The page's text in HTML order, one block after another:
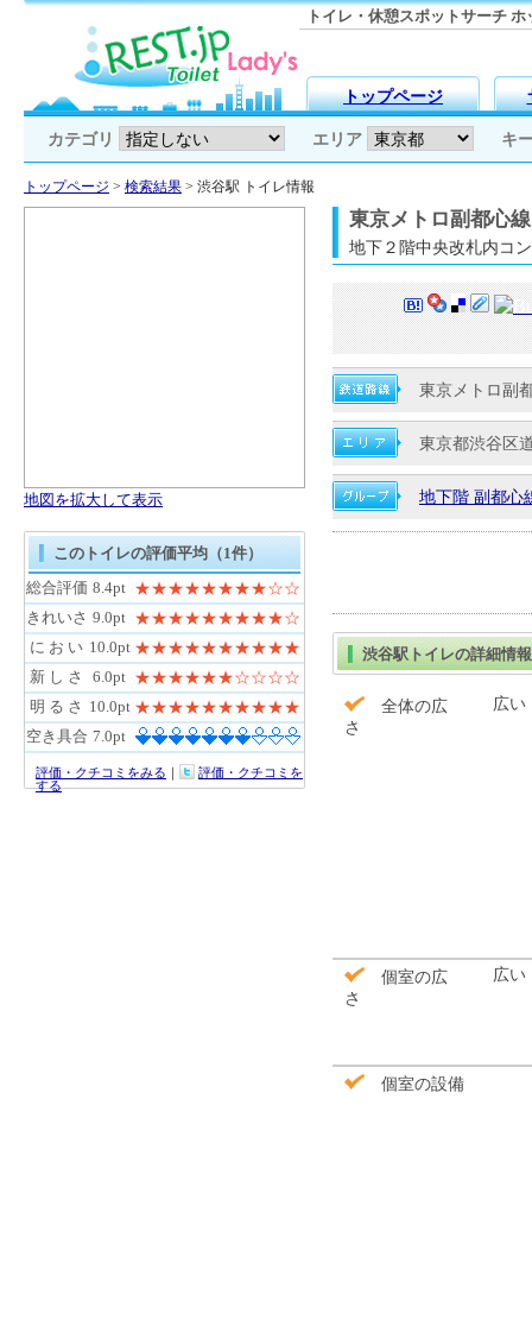
トイレ・休憩スポットサーチ
トップページ
カテゴリ エリア キ
トップページ > 検索結果 > 渋谷駅 トイレ情報
地図を拡大して表示
このトイレの評価平均（1件）
総合評価 8.4pt ★★★★★★★★☆☆
きれいさ 9.0pt ★★★★★★★★★☆
に お い 10.0pt ★★★★★★★★★★
新 し さ
6.0pt ★★★★★★☆☆☆☆
明 る さ 10.0pt ★★★★★★★★★★
空き具合 7.0pt
評価・クチコミをみる ｜
評価・クチコミを
する
東京メトロ副都心線
地下２階中央改札内コ
東京メトロ副
東京都渋谷区
地下階 副都心
渋谷駅トイレの詳細情報
全体の広
さ
広い
個室の広
さ
広い
個室の設備